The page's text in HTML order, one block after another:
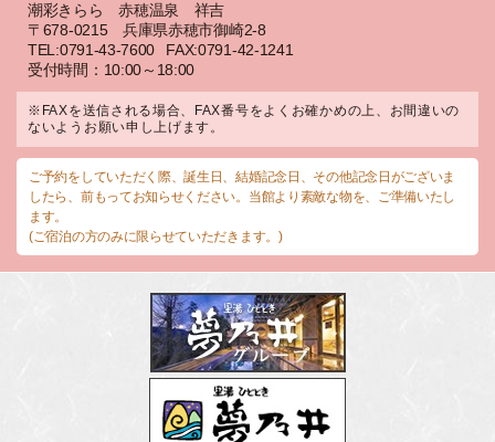
潮彩きらら 赤穂温泉 祥吉
〒678-0215 兵庫県赤穂市御崎2-8
TEL:0791-43-7600
FAX:0791-42-1241
受付時間：10:00～18:00
※FAXを送信される場合、FAX番号をよくお確かめの上、お間違いの
ないようお願い申し上げます。
ご予約をしていただく際、誕生日、結婚記念日、その他記念日がございま
したら、前もってお知らせください。当館より素敵な物を、ご準備いたし
ます。
(ご宿泊の方のみに限らせていただきます。)